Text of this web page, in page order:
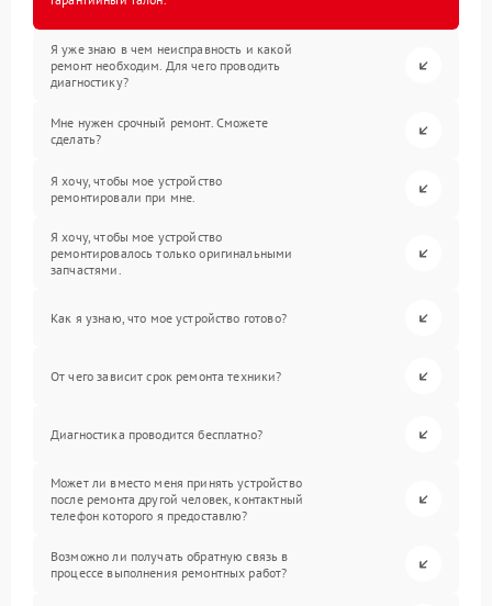
Я уже знаю в чем неисправность и какой
ремонт необходим. Для чего проводить
диагностику?
Мне нужен срочный ремонт. Сможете
сделать?
Я хочу, чтобы мое устройство
ремонтировали при мне.
Я хочу, чтобы мое устройство
ремонтировалось только оригинальными
запчастями.
Как я узнаю, что мое устройство готово?
От чего зависит срок ремонта техники?
Диагностика проводится бесплатно?
Может ли вместо меня принять устройство
после ремонта другой человек, контактный
телефон которого я предоставлю?
Возможно ли получать обратную связь в
процессе выполнения ремонтных работ?